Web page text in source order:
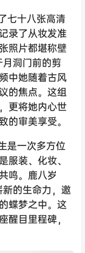
七十八张高清
录了从妆发准
照片都堪称壁
洞门前的剪
中她随着古风
的焦点。这组
更将她内心世
的审美享受。
是一次多方位
服装、化妆、
鸣。鹿八岁
的生命力，邀
蝶梦之中。这
目里程碑，